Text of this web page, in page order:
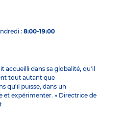
: 8:00-19:00
accueilli dans sa globalité, qu'il
tout autant que
qu'il puisse, dans un
et expérimenter. » Directrice de